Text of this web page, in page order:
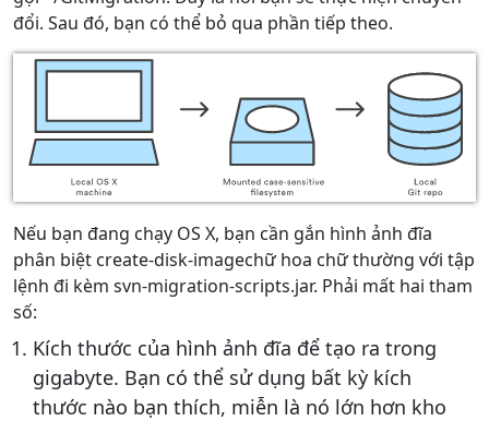
đổi. Sau đó, bạn có thể bỏ qua phần tiếp theo.
Nếu bạn đang chạy OS X, bạn cần gắn hình ảnh đĩa
phân biệt create-disk-imagechữ hoa chữ thường với tập
lệnh đi kèm svn-migration-scripts.jar. Phải mất hai tham
số:
Kích thước của hình ảnh đĩa để tạo ra trong
gigabyte. Bạn có thể sử dụng bất kỳ kích
thước nào bạn thích, miễn là nó lớn hơn kho